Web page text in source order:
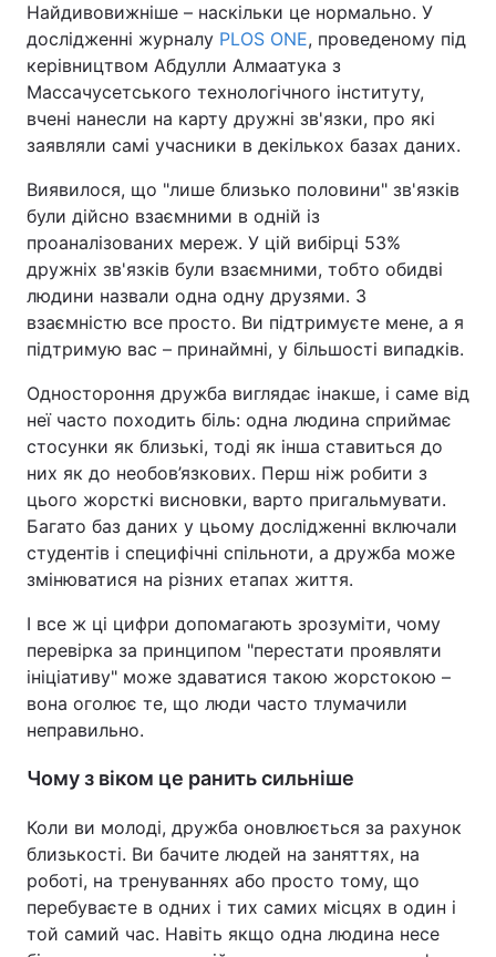
Найдивовижніше – наскільки це нормально. У
дослідженні журналу PLOS ONE, проведеному під
керівництвом Абдулли Алмаатука з
Массачусетського технологічного інституту,
вчені нанесли на карту дружні зв'язки, про які
заявляли самі учасники в декількох базах даних.
Виявилося, що "лише близько половини" зв'язків
були дійсно взаємними в одній із
проаналізованих мереж. У цій вибірці 53%
дружніх зв'язків були взаємними, тобто обидві
людини назвали одна одну друзями. З
взаємністю все просто. Ви підтримуєте мене, а я
підтримую вас – принаймні, у більшості випадків.
Одностороння дружба виглядає інакше, і саме від
неї часто походить біль: одна людина сприймає
стосунки як близькі, тоді як інша ставиться до
них як до необов’язкових. Перш ніж робити з
цього жорсткі висновки, варто пригальмувати.
Багато баз даних у цьому дослідженні включали
студентів і специфічні спільноти, а дружба може
змінюватися на різних етапах життя.
І все ж ці цифри допомагають зрозуміти, чому
перевірка за принципом "перестати проявляти
ініціативу" може здаватися такою жорстокою –
вона оголює те, що люди часто тлумачили
неправильно.
Чому з віком це ранить сильніше
Коли ви молоді, дружба оновлюється за рахунок
близькості. Ви бачите людей на заняттях, на
роботі, на тренуваннях або просто тому, що
перебуваєте в одних і тих самих місцях в один і
той самий час. Навіть якщо одна людина несе